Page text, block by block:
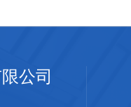
公司